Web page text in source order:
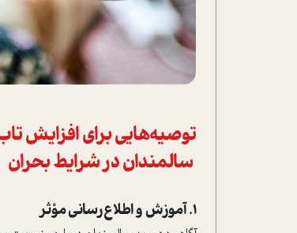
توصیه‌هایی برای افزایش
سالمندان در شرایط بحران
1. آموزش و اطلاع‌رسانی مؤثر